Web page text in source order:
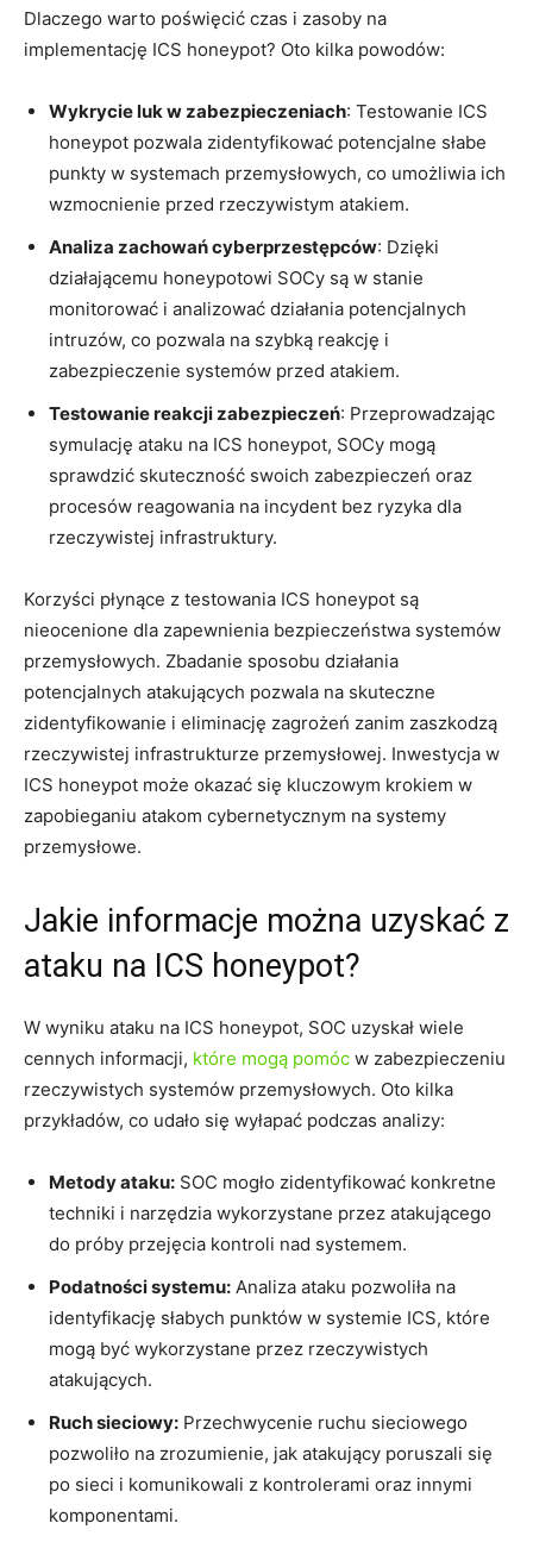
Dlaczego warto⁣ poświęcić ⁣czas i zasoby na
implementację ICS honeypot? Oto kilka powodów:
Wykrycie luk w zabezpieczeniach: Testowanie ICS
honeypot pozwala zidentyfikować potencjalne słabe
punkty w systemach przemysłowych, co⁣ umożliwia ich
wzmocnienie przed rzeczywistym atakiem.
Analiza zachowań cyberprzestępców: Dzięki
działającemu honeypotowi SOCy są w stanie
monitorować i analizować działania potencjalnych
intruzów, co ‌pozwala na szybką reakcję i
zabezpieczenie systemów przed atakiem.
Testowanie reakcji zabezpieczeń: Przeprowadzając
symulację ataku na ICS honeypot, SOCy⁣ mogą
sprawdzić skuteczność swoich ⁤zabezpieczeń oraz
procesów reagowania na incydent bez ​ryzyka dla
rzeczywistej infrastruktury.
Korzyści płynące z testowania ICS honeypot są
nieocenione dla zapewnienia bezpieczeństwa systemów
przemysłowych. Zbadanie sposobu działania
potencjalnych atakujących pozwala na skuteczne
zidentyfikowanie i eliminację zagrożeń zanim zaszkodzą
rzeczywistej infrastrukturze przemysłowej. Inwestycja w
ICS honeypot może okazać się kluczowym ⁢krokiem w
zapobieganiu atakom cybernetycznym na systemy
przemysłowe.
Jakie informacje można uzyskać z
ataku na⁤ ICS honeypot?
W ‌wyniku ataku na ICS honeypot, SOC uzyskał wiele
cennych informacji, które mogą pomóc w zabezpieczeniu
rzeczywistych systemów przemysłowych. Oto kilka
przykładów, co udało się wyłapać podczas analizy:
Metody ataku: SOC mogło zidentyfikować konkretne
techniki i narzędzia wykorzystane⁣ przez atakującego
do próby przejęcia kontroli nad ⁢systemem.
Podatności systemu: Analiza ataku pozwoliła na
identyfikację słabych punktów w systemie ICS, ⁣które
mogą być wykorzystane przez ⁤rzeczywistych
atakujących.
Ruch sieciowy: Przechwycenie ruchu sieciowego ​
pozwoliło na zrozumienie, jak atakujący poruszali​ się
po‌ sieci i⁢ komunikowali z kontrolerami oraz innymi
komponentami.